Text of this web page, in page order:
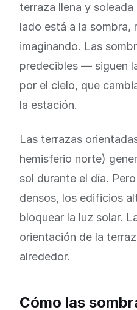
terraza llena y
lado está a la sombra,
imaginando. Las
predecibles — siguen
por el cielo, que
la estación.
Las terrazas
hemisferio norte)
sol durante el día.
densos, los edificios
bloquear la luz solar.
orientación de la
alrededor.
Cómo las